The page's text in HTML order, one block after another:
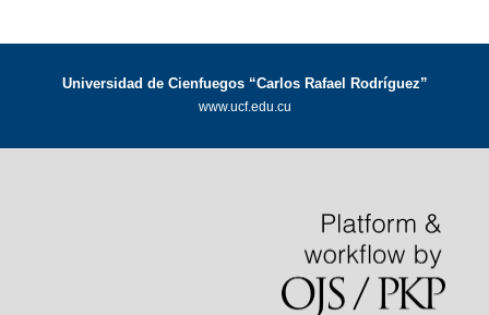
Universidad de Cienfuegos “Carlos Rafael Rodríguez”
www.ucf.edu.cu